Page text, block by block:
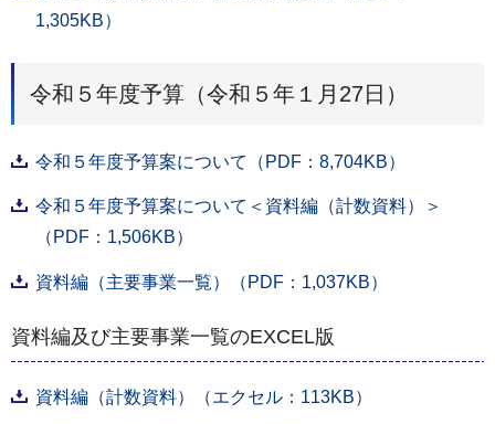
1,305KB）
令和５年度予算（令和５年１月27日）
令和５年度予算案について（PDF：8,704KB）
令和５年度予算案について＜資料編（計数資料）＞
（PDF：1,506KB）
資料編（主要事業一覧）（PDF：1,037KB）
資料編及び主要事業一覧のEXCEL版
資料編（計数資料）（エクセル：113KB）